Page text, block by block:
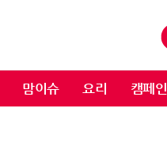
맘이슈 요리 캠페인